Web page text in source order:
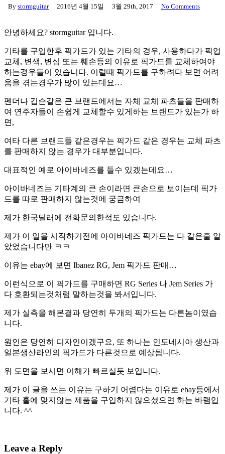
By stormguitar 2016년 4월 15일 3월 29th, 2017 No Comments
안녕하세요? stormguitar 입니다.
기타를 구입한후 픽가드가 있는 기타의 경우, 사용하다가 픽업
교체, 변색, 변심 또는 훼손등의 이유로 픽가드를 교체하여야
하는경우들이 있습니다. 이럴때 픽가드를 구하려다 보면 어려
움을 겪는경우가 많이 있는데요…
펜더나 깁슨같은 큰 브랜드에서는 자체 교체 파츠들을 판매하
여 연주자들이 손쉽게 교체할수 있게하는 브랜드가 있는가 하
면,
여타 다른 브랜드들 같은경우는 픽가드 같은 경우는 교체 파츠
를 판매하지 않는 경우가 대부분입니다.
대표적인 예로 아이바네즈를 들수 있겠는데요…
아이바네즈는 기타계의 큰 손이라면 큰손으로 보이는데 픽가
드를 따로 판매하지 않는것에 궁금하여
제가 한국딜러에 전화문의한적도 있습니다.
제가 이 일을 시작하기전에 아이바네즈 픽가드는 다 같은줄 알
았었습니다만 ㅋㅋ
이유는 ebay에 보면 Ibanez RG, Jem 픽가드 판매…
이런식으로 이 픽가드를 구매하면 RG Series 나 Jem Series 가
다 호환되는것처럼 말하는것을 봐서입니다.
제가 실측을 해본결과 당연히 두개의 픽가드는 다른놈이였습
니다.
원인은 당연히 디자인이겠구요, 또 하나는 인도네시아 생산과
일본생산라인의 픽가드가 다른것으로 예상됩니다.
위 도면을 보시면 이해가 빠르실듯 보입니다.
제가 이 글을 쓰는 이유는 구하기 어렵다는 이유로 ebay등에서
기타 홀에 맞지않는 제품을 구입하지 않으셨으면 하는 바램입
니다. ^^
Leave a Reply